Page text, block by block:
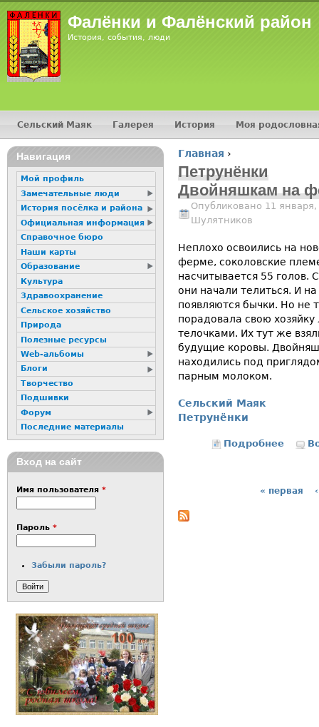
Фалёнки и Фалёнский район
История, события, люди
Вы здесь
Главная ›
Петрунёнки
Двойняшкам на
Опубликовано 11
Шулятников
Неплохо освоились на
ферме, соколовские
насчитывается 55 голов.
они начали телиться. И
появляются бычки. Но не
порадовала свою
телочками. Их тут же
будущие коровы.
находились под
парным молоком.
Сельский Маяк
Петрунёнки
Подробнее о
« первая
Главное меню
Сельский Маяк Галерея История Моя
16+
Навигация
Мой профиль
Замечательные люди
История посёлка и района
Официальная информация
Справочное бюро
Наши карты
Образование
Культура
Здравоохранение
Сельское хозяйство
Природа
Полезные ресурсы
Web-альбомы
Блоги
Творчество
Подшивки
Форум
Последние материалы
Вход на сайт
Имя пользователя *
Пароль *
Забыли пароль?